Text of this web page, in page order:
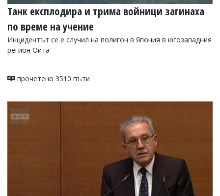
Танк експлодира и трима войници загинаха
по време на учение
Инцидентът се е случил на полигон в Япония в югозападния
регион Оита
прочетено 3510 пъти